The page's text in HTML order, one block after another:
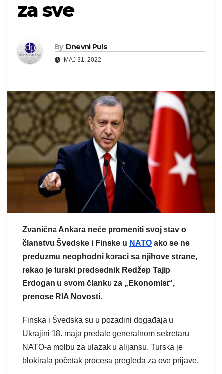
za sve
By Dnevni Puls
MAJ 31, 2022
Zvanična Ankara neće promeniti svoj stav o
članstvu Švedske i Finske u NATO ako se ne
preduzmu neophodni koraci sa njihove strane,
rekao je turski predsednik Redžep Tajip
Erdogan u svom članku za „Ekonomist“,
prenose RIA Novosti.
Finska i Švedska su u pozadini događaja u
Ukrajini 18. maja predale generalnom sekretaru
NATO-a molbu za ulazak u alijansu. Turska je
blokirala početak procesa pregleda za ove prijave.